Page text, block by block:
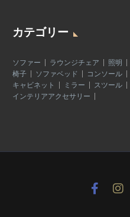
カテゴリー
ソファー ラウンジチェア 照明
椅子
ソファベッド コンソール
キャビネット
ミラー スツール
インテリアアクセサリー